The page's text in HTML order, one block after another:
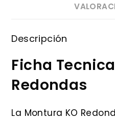
Descripción
Ficha
Redondas
La Montura KO